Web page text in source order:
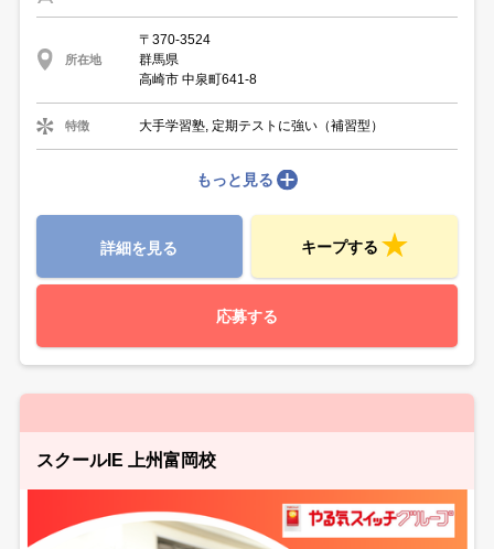
所在地
〒370-3524
群馬県
高崎市 中泉町641-8
特徴 大手学習塾, 定期テストに強い（補習型）
もっと見る
詳細を見る キープする
応募する
スクールIE 上州富岡校